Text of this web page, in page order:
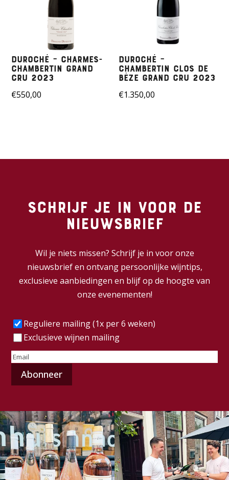
Duroché – Charmes-
Chambertin Grand
Cru 2023
€550,00
Duroché –
Chambertin Clos de
Bèze Grand Cru 2023
€1.350,00
Schrijf je in voor de
nieuwsbrief
Wil je niets missen? Schrijf je in voor onze
nieuwsbrief en ontvang persoonlijke wijntips,
exclusieve aanbiedingen en blijf op de hoogte van
onze evenementen!
Frequentie(Vereist)
Reguliere mailing (1x per 6 weken)
Exclusieve wijnen mailing
E-
mailadres